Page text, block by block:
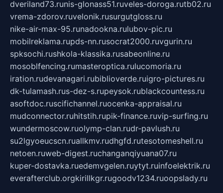
dveriland73.runis-glonass51.ruveles-doroga.rutb02.ru
vrema-zdorov.ruvelonik.rusurgutgloss.ru
nike-air-max-95.runadookna.rulubov-pic.ru
mobilreklama.rupds-nn.rusocrat2000.ruvgurin.ru
spksochi.rushkola-klassika.rusabeonline.ru
mosoblfencing.rumasteroptica.rulucomoria.ru
iration.rudevanagari.rubiblioverde.ruigro-pictures.ru
dk-tulamash.rus-dez-s.rupeysok.rublackcountess.ru
asoftdoc.ruscifichannel.ruocenka-appraisal.ru
mudconnector.ruhitstih.rupik-finance.ruvip-surfing.ru
wundermoscow.ruolymp-clan.rudr-pavlush.ru
su2lgyoeucscn.ruallkmv.rudhgfd.rutesotomeshell.ru
netoen.ruweb-digest.ruchanganqiyuana07.ru
kuper-dostavka.ruedemvgelen.ruytyt.ruinfoelektrik.ru
everafterclub.orgkirillkgr.rugoodv1234.ruoopslady.ru